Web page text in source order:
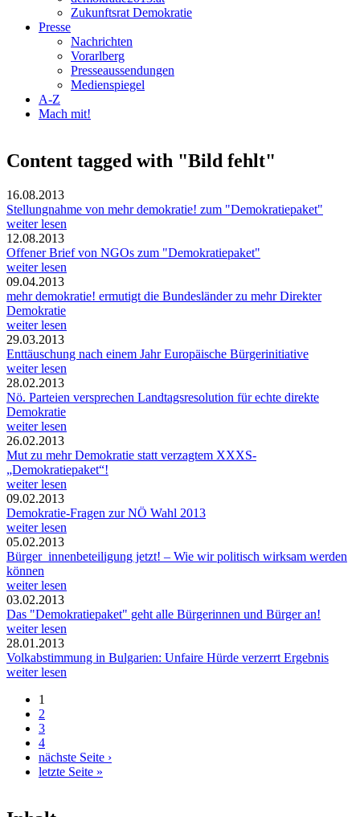
Zukunftsrat Demokratie
Presse
Nachrichten
Vorarlberg
Presseaussendungen
Medienspiegel
A-Z
Mach mit!
Content tagged with "Bild fehlt"
16.08.2013
Stellungnahme von mehr demokratie! zum "Demokratiepaket"
weiter lesen
12.08.2013
Offener Brief von NGOs zum "Demokratiepaket"
weiter lesen
09.04.2013
mehr demokratie! ermutigt die Bundesländer zu mehr Direkter
Demokratie
weiter lesen
29.03.2013
Enttäuschung nach einem Jahr Europäische Bürgerinitiative
weiter lesen
28.02.2013
Nö. Parteien versprechen Landtagsresolution für echte direkte
Demokratie
weiter lesen
26.02.2013
Mut zu mehr Demokratie statt verzagtem XXXS-
„Demokratiepaket“!
weiter lesen
09.02.2013
Demokratie-Fragen zur NÖ Wahl 2013
weiter lesen
05.02.2013
Bürger_innenbeteiligung jetzt! – Wie wir politisch wirksam werden
können
weiter lesen
03.02.2013
Das "Demokratiepaket" geht alle Bürgerinnen und Bürger an!
weiter lesen
28.01.2013
Volkabstimmung in Bulgarien: Unfaire Hürde verzerrt Ergebnis
weiter lesen
Seiten
1
2
3
4
nächste Seite ›
letzte Seite »